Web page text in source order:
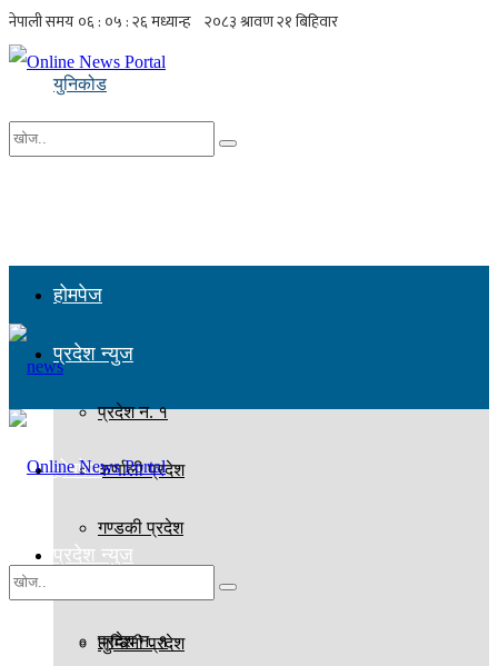
युनिकोड
होमपेज
प्रदेश न्युज
प्रदेश न. १
कर्णाली प्रदेश
गण्डकी प्रदेश
लुम्बिनी प्रदेश
होमपेज
प्रदेश न्युज
प्रदेश न. १